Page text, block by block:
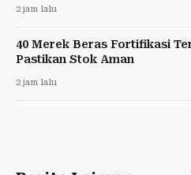
2 jam lalu
40 Merek Beras Fortifikasi
Pastikan Stok Aman
2 jam lalu